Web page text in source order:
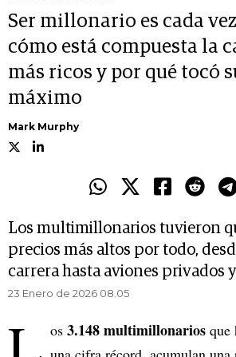
Ser millonario es cada
cómo está compuesta la
más ricos y por qué tocó
máximo
Mark Murphy
Los multimillonarios tuvieron
precios más altos por todo,
carrera hasta aviones privados
23 Enero de 2026 08.05
os 3.148 multimillonarios que